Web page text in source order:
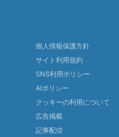
個人情報保護方針
サイト利用規約
SNS利用ポリシー
AIポリシー
クッキーの利用について
広告掲載
記事配信